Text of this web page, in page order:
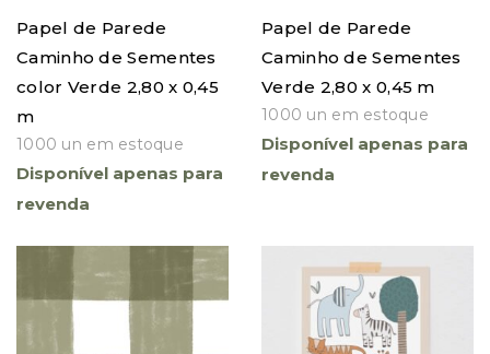
Papel de Parede
Caminho de Sementes
color Verde 2,80 x 0,45
m
1000 un em estoque
Disponível apenas para
revenda
Papel de Parede
Caminho de Sementes
Verde 2,80 x 0,45 m
1000 un em estoque
Disponível apenas para
revenda